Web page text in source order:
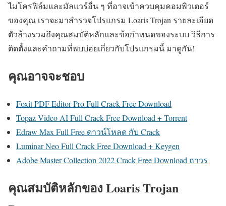
ไมโครฟิล์มและมัลแวร์อื่น ๆ ที่อาจเข้าควบคุมคอมพิวเตอร์
ของคุณ เราจะมาสำรวจโปรแกรม Loaris Trojan รายละเอียด
ตัวล้างรวมถึงคุณสมบัติหลักและข้อกำหนดของระบบ วิธีการ
ติดตั้งและคำถามที่พบบ่อยเกี่ยวกับโปรแกรมนี้ มาดูกัน!
คุณอาจจะชอบ
Foxit PDF Editor Pro Full Crack Free Download
Topaz Video AI Full Crack Free Download + Torrent
Edraw Max Full Free ดาวน์โหลด กับ Crack
Luminar Neo Full Crack Free Download + Keygen
Adobe Master Collection 2022 Crack Free Download ถาวร
คุณสมบัติหลักของ Loaris Trojan